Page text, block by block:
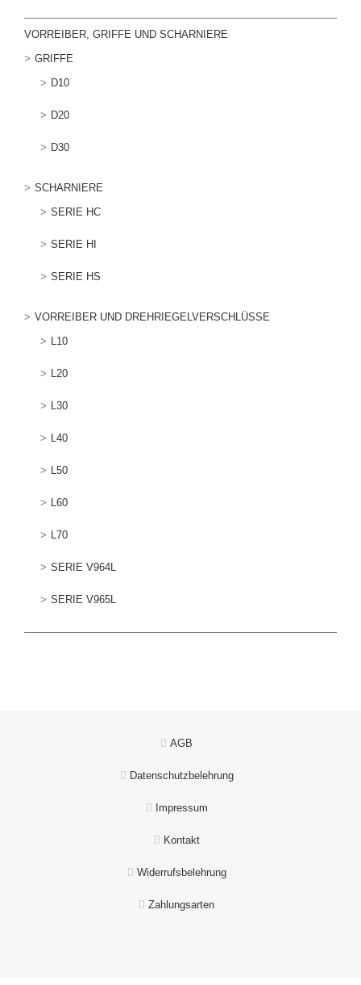
VORREIBER, GRIFFE UND SCHARNIERE
GRIFFE
D10
D20
D30
SCHARNIERE
SERIE HC
SERIE HI
SERIE HS
VORREIBER UND DREHRIEGELVERSCHLÜSSE
L10
L20
L30
L40
L50
L60
L70
SERIE V964L
SERIE V965L
AGB
Datenschutzbelehrung
Impressum
Kontakt
Widerrufsbelehrung
Zahlungsarten